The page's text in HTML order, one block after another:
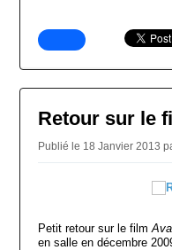
Retour sur le
Publié le 18 Janvier 2013
Petit retour sur le film
en salle en décembre